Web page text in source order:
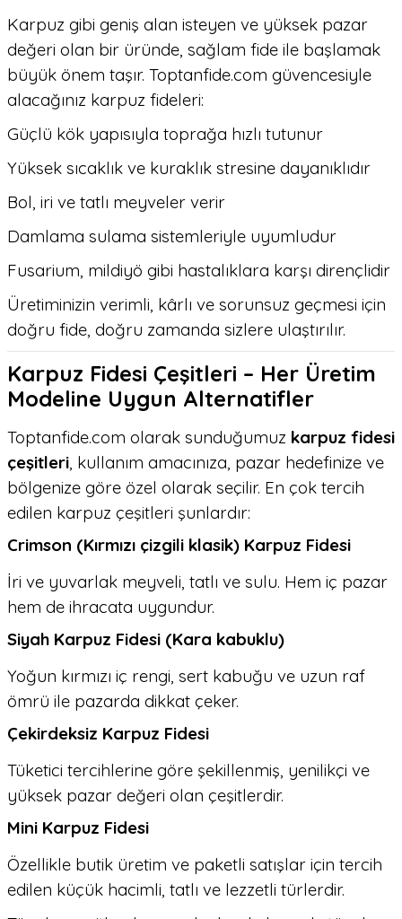
Karpuz gibi geniş alan isteyen ve yüksek pazar
değeri olan bir üründe, sağlam fide ile başlamak
büyük önem taşır. Toptanfide.com güvencesiyle
alacağınız karpuz fideleri:
Güçlü kök yapısıyla toprağa hızlı tutunur
Yüksek sıcaklık ve kuraklık stresine dayanıklıdır
Bol, iri ve tatlı meyveler verir
Damlama sulama sistemleriyle uyumludur
Fusarium, mildiyö gibi hastalıklara karşı dirençlidir
Üretiminizin verimli, kârlı ve sorunsuz geçmesi için
doğru fide, doğru zamanda sizlere ulaştırılır.
Karpuz Fidesi Çeşitleri – Her Üretim
Modeline Uygun Alternatifler
Toptanfide.com olarak sunduğumuz karpuz fidesi
çeşitleri , kullanım amacınıza, pazar hedefinize ve
bölgenize göre özel olarak seçilir. En çok tercih
edilen karpuz çeşitleri şunlardır:
Crimson (Kırmızı çizgili klasik) Karpuz Fidesi
İri ve yuvarlak meyveli, tatlı ve sulu. Hem iç pazar
hem de ihracata uygundur.
Siyah Karpuz Fidesi (Kara kabuklu)
Yoğun kırmızı iç rengi, sert kabuğu ve uzun raf
ömrü ile pazarda dikkat çeker.
Çekirdeksiz Karpuz Fidesi
Tüketici tercihlerine göre şekillenmiş, yenilikçi ve
yüksek pazar değeri olan çeşitlerdir.
Mini Karpuz Fidesi
Özellikle butik üretim ve paketli satışlar için tercih
edilen küçük hacimli, tatlı ve lezzetli türlerdir.